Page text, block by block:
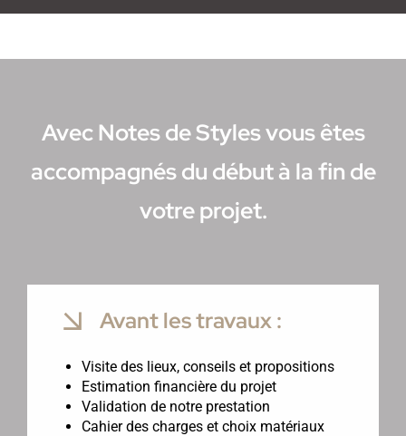
Avec Notes de Styles vous êtes
accompagnés du début à la fin de
votre projet.
Avant les travaux :
Visite des lieux, conseils et propositions
Estimation financière du projet
Validation de notre prestation
Cahier des charges et choix matériaux